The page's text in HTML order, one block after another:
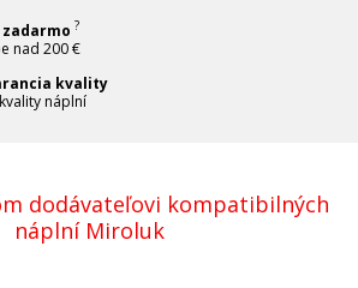
?
nad 200 €
kvality
náplní
dodávateľovi kompatibilných
náplní Miroluk